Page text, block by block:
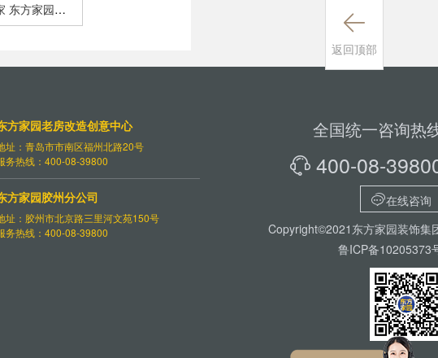
东方家园双
方家园老房改造创意中心
址：青岛市市南区福州北路20号
务热线：400-08-39800
方家园胶州分公司
址：胶州市北京路三里河文苑150号
务热线：400-08-39800
全国统一咨询热
 400-08-
在线咨询
Copyright©2021东方家园装饰集
鲁ICP备10205373

返回顶部